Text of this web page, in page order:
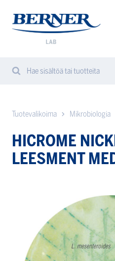
Berner
Lab
Hae sisältöä tai tuotteita
Tuotevalikoima Mikrobiologia
HICROME
LEESMENT